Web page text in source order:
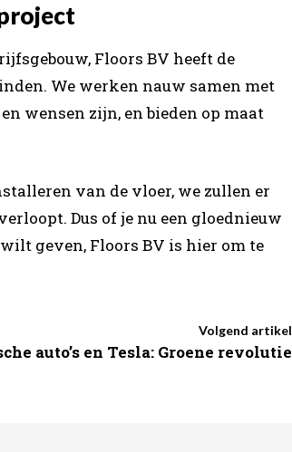
Floors BV heeft de
We werken nauw samen met
wensen zijn, en bieden op maat
van de vloer, we zullen er
Dus of je nu een gloednieuw
geven, Floors BV is hier om te
Volgend artikel
auto’s en Tesla: Groene revolutie